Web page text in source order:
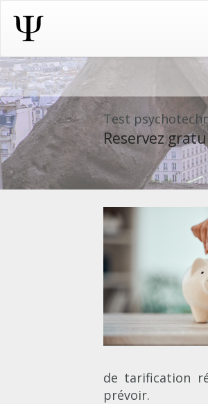
Test
Reservez
de tarification
prévoir.